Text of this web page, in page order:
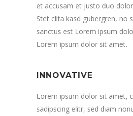
et accusam et justo duo
Stet clita kasd gubergren, no
sanctus est Lorem ipsum
Lorem ipsum dolor sit amet.
INNOVATIVE
Lorem ipsum dolor sit amet,
sadipscing elitr, sed diam